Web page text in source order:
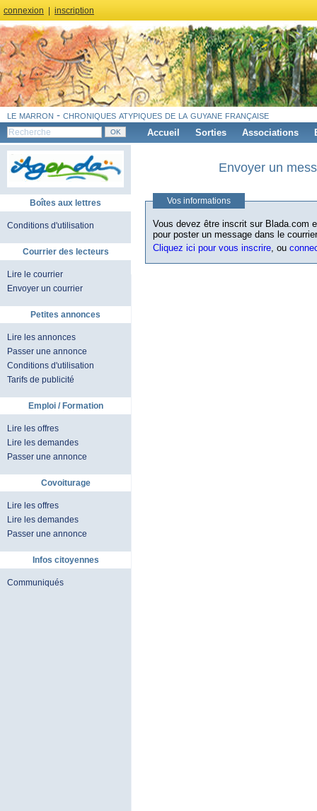
connexion inscription
le marron - chroniques atypiques de la guyane française
Accueil Sorties Associations
Boîtes aux lettres
Conditions d'utilisation
Courrier des lecteurs
Lire le courrier
Envoyer un courrier
Petites annonces
Lire les annonces
Passer une annonce
Conditions d'utilisation
Tarifs de publicité
Emploi / Formation
Lire les offres
Lire les demandes
Passer une annonce
Covoiturage
Lire les offres
Lire les demandes
Passer une annonce
Infos citoyennes
Communiqués
Envoyer un
Vos informations
Vous devez être inscrit sur Blada.com
pour poster un message dans le
Cliquez ici pour vous inscrire, ou